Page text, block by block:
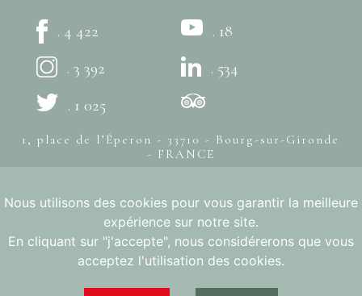
. 4 422
. 3 392
. 1 025
. 18
. 534
1, place de l’Éperon - 33710 - Bourg-sur-Gironde
- FRANCE
© Syndicat des Côtes de Bourg - Mentions légales
- Création
L'ABUS D'ALCOOL EST DANGEREUX POUR LA SANTÉ, À
CONSOMMER AVEC MODÉRATION
Nous utilisons des cookies pour vous garantir la meilleure
expérience sur notre site.
En cliquant sur "j'accepte", nous considérerons que vous
acceptez l'utilisation des cookies.